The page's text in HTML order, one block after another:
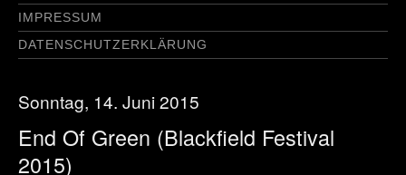
IMPRESSUM
DATENSCHUTZERKLÄRUNG
Sonntag, 14. Juni 2015
End Of Green (Blackfield Festival
2015)